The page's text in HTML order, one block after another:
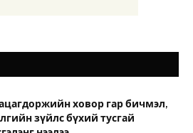
ховор гар бичмэл,
зүйлс бүхий тусгай